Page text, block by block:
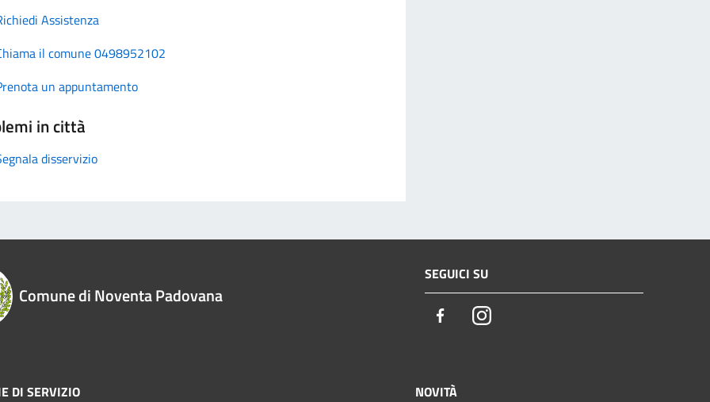
Assistenza
il comune 0498952102
un appuntamento
in città
disservizio
Comune di Noventa Padovana
SEGUICI SU
FacebookInstagram
DI SERVIZIO NOVITÀ